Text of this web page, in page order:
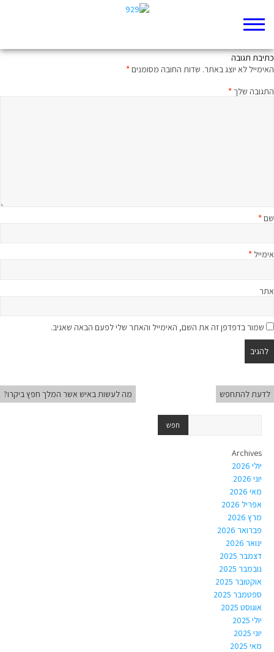
כתיבת תגובה
האימייל לא יוצג באתר. שדות החובה מסומנים*
התגובה שלך*
שם*
אימייל *
אתר
שמור בדפדפן זה את השם, האימייל והאתר שלי לפעם הבאה שאגיב.
לדעת להתחפש מה לעשות באיש אשר המלך חפץ ביקרו?
Archives
יולי 2026
יוני 2026
מאי 2026
אפריל 2026
מרץ 2026
פברואר 2026
ינואר 2026
דצמבר 2025
נובמבר 2025
אוקטובר 2025
ספטמבר 2025
אוגוסט 2025
יולי 2025
יוני 2025
מאי 2025